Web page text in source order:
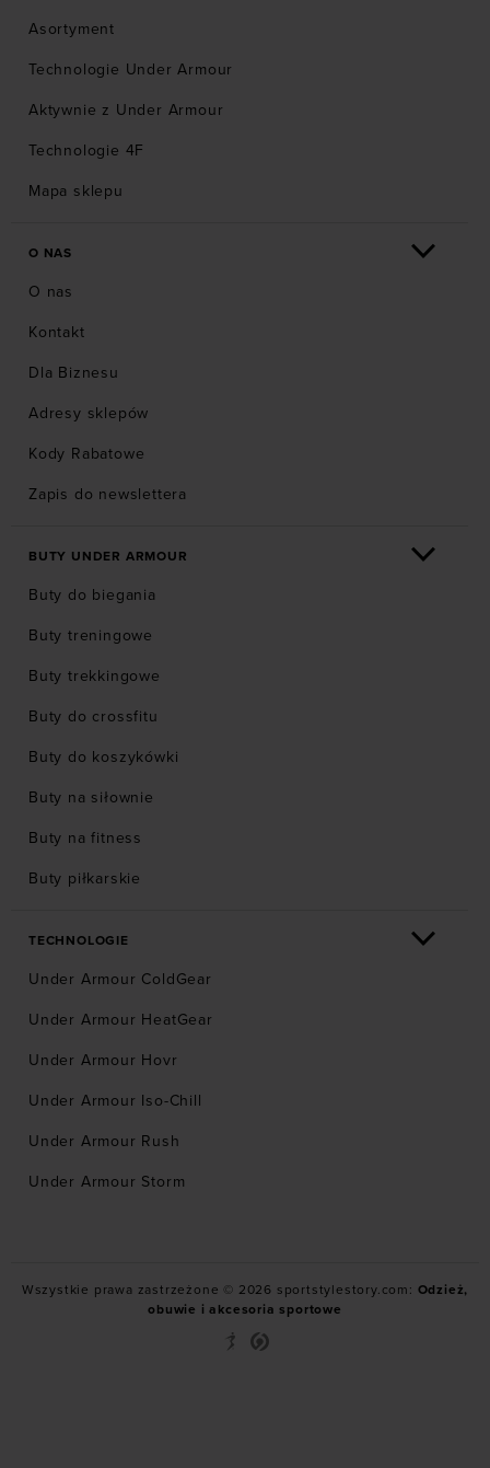
Asortyment
Technologie Under Armour
Aktywnie z Under Armour
Technologie 4F
Mapa sklepu
O NAS
O nas
Kontakt
Dla Biznesu
Adresy sklepów
Kody Rabatowe
Zapis do newslettera
BUTY UNDER ARMOUR
Buty do biegania
Buty treningowe
Buty trekkingowe
Buty do crossfitu
Buty do koszykówki
Buty na siłownie
Buty na fitness
Buty piłkarskie
TECHNOLOGIE
Under Armour ColdGear
Under Armour HeatGear
Under Armour Hovr
Under Armour Iso-Chill
Under Armour Rush
Under Armour Storm
Wszystkie prawa zastrzeżone © 2026 sportstylestory.com: Odzież,
obuwie i akcesoria sportowe